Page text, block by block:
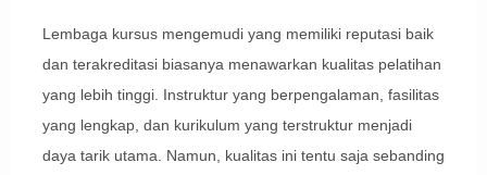
Lembaga kursus mengemudi yang memiliki reputasi baik
dan terakreditasi biasanya menawarkan kualitas pelatihan
yang lebih tinggi. Instruktur yang berpengalaman, fasilitas
yang lengkap, dan kurikulum yang terstruktur menjadi
daya tarik utama. Namun, kualitas ini tentu saja sebanding